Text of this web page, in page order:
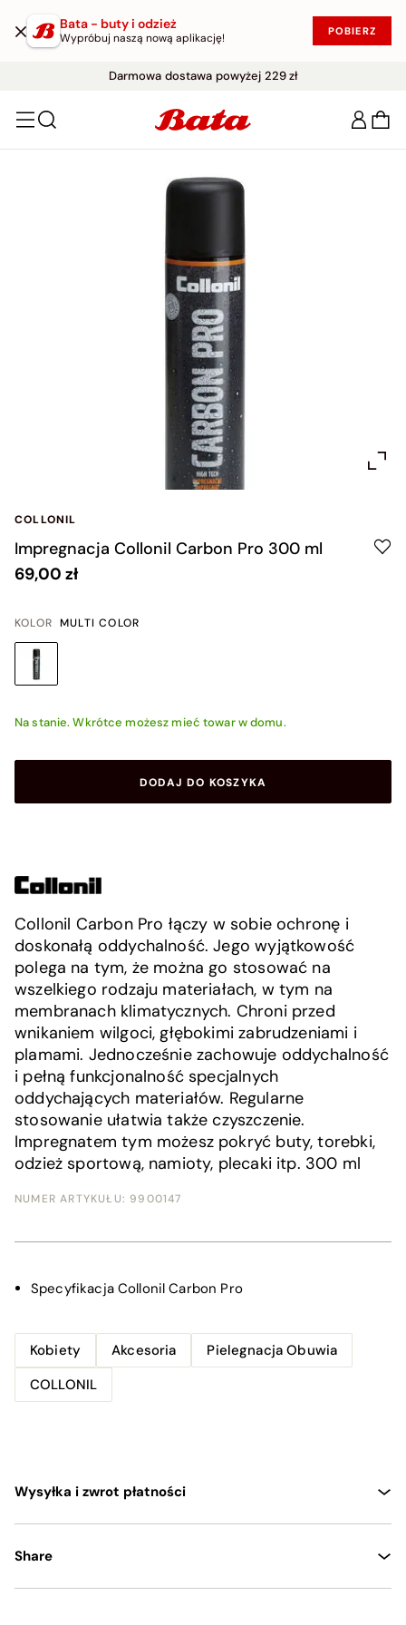
Bata - buty i odzież
Wypróbuj naszą nową aplikację! POBIERZ
Darmowa dostawa powyżej 229 zł
COLLONIL
Impregnacja Collonil Carbon Pro 300 ml
69,00 zł
KOLOR MULTI COLOR
Na stanie. Wkrótce możesz mieć towar w domu.
DODAJ DO KOSZYKA
Collonil Carbon Pro łączy w sobie ochronę i
doskonałą oddychalność. Jego wyjątkowość
polega na tym, że można go stosować na
wszelkiego rodzaju materiałach, w tym na
membranach klimatycznych. Chroni przed
wnikaniem wilgoci, głębokimi zabrudzeniami i
plamami. Jednocześnie zachowuje oddychalność
i pełną funkcjonalność specjalnych
oddychających materiałów. Regularne
stosowanie ułatwia także czyszczenie.
Impregnatem tym możesz pokryć buty, torebki,
odzież sportową, namioty, plecaki itp. 300 ml
NUMER ARTYKUŁU: 9900147
SpecyfikacjaCollonil Carbon Pro
Kobiety Akcesoria
Pielegnacja Obuwia
COLLONIL
Wysyłka i zwrot płatności
Share